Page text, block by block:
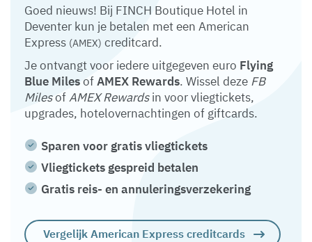
Goed nieuws! Bij FINCH Boutique Hotel in
Deventer kun je betalen met een American
Express (AMEX) creditcard.
Je ontvangt voor iedere uitgegeven euro Flying
Blue MilesofAMEX Rewards. Wissel deze FB
MilesofAMEX Rewardsin voor vliegtickets,
upgrades, hotelovernachtingen of giftcards.
Sparen voor gratis vliegtickets
Vliegtickets gespreid betalen
Gratis reis- en annuleringsverzekering
Vergelijk American Express creditcards